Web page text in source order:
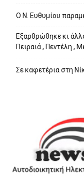
Ο Ν. Ευθυμίου
Εξαρθρώθηκε κι
Πειραιά , Πεντέλη ,
Σε καφετέρια στη